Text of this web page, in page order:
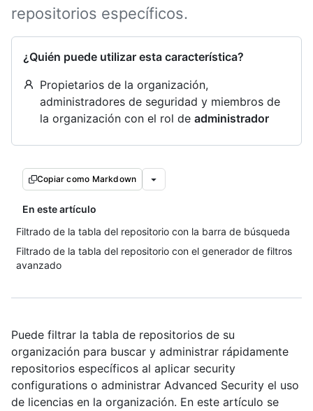
repositorios específicos.
¿Quién puede utilizar esta característica?
Propietarios de la organización,
administradores de seguridad y miembros de
la organización con el rol de administrador
Copiar como Markdown
En este artículo
Filtrado de la tabla del repositorio con la barra de búsqueda
Filtrado de la tabla del repositorio con el generador de filtros
avanzado
Puede filtrar la tabla de repositorios de su
organización para buscar y administrar rápidamente
repositorios específicos al aplicar security
configurations o administrar Advanced Security el uso
de licencias en la organización. En este artículo se